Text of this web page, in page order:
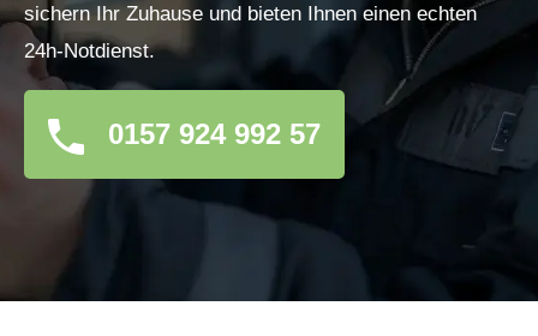
sichern Ihr Zuhause und bieten Ihnen einen echten
24h-Notdienst.
0157 924 992 57